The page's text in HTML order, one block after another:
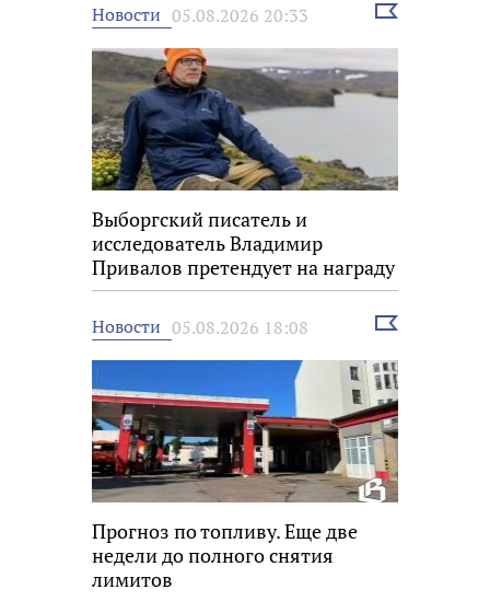
Новости 05.08.2026 20:33
Выбрать
Выборгский писатель и
исследователь Владимир
Привалов претендует на награду
«Знание.Премия»
Новости 05.08.2026 18:08
Выбрать
Прогноз по топливу. Еще две
недели до полного снятия
лимитов